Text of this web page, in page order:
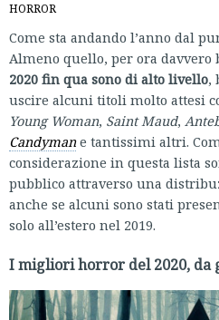
HORROR
Come sta andando l’anno dal
Almeno quello, per ora davvero
2020 fin qua sono di alto livello,
uscire alcuni titoli molto attesi
Young Woman, Saint Maud,
Candymane tantissimi altri.
considerazione in questa lista
pubblico attraverso una
anche se alcuni sono stati
solo all’estero nel 2019.
I migliori horror del 2020, da